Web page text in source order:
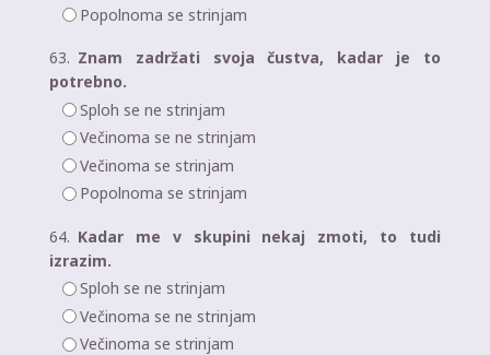
Popolnoma se strinjam
63. Znam zadržati svoja čustva, kadar je to
potrebno.
Sploh se ne strinjam
Večinoma se ne strinjam
Večinoma se strinjam
Popolnoma se strinjam
64. Kadar me v skupini nekaj zmoti, to tudi
izrazim.
Sploh se ne strinjam
Večinoma se ne strinjam
Večinoma se strinjam